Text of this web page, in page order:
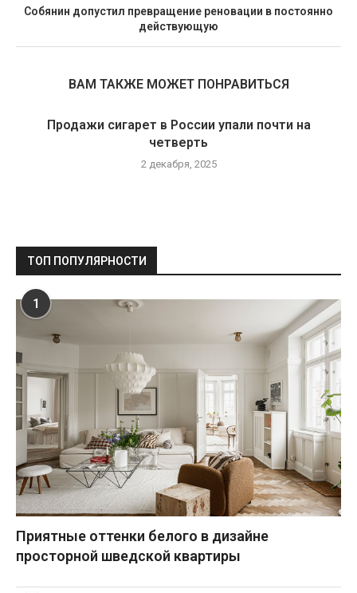
Собянин допустил превращение реновации в постоянно
действующую
ВАМ ТАКЖЕ МОЖЕТ ПОНРАВИТЬСЯ
Продажи сигарет в России упали почти на
четверть
2 декабря, 2025
ТОП ПОПУЛЯРНОСТИ
1
Приятные оттенки белого в дизайне
просторной шведской квартиры